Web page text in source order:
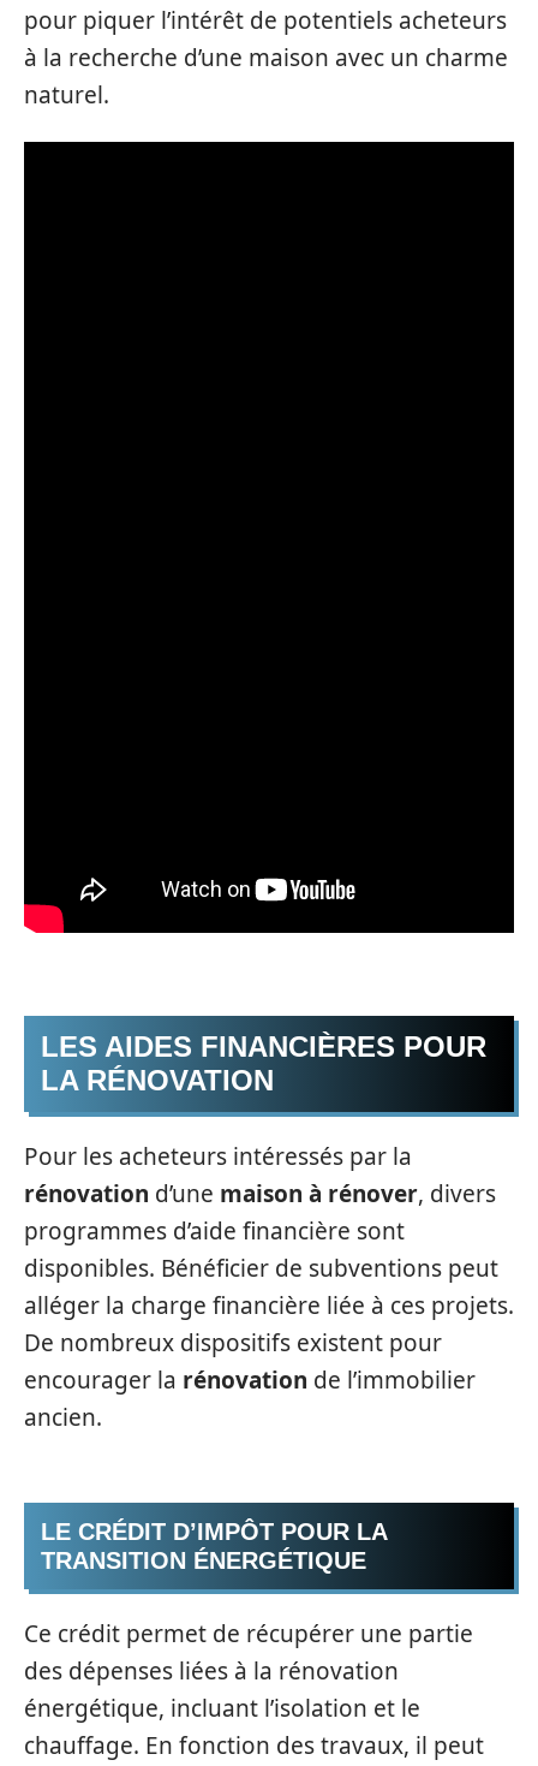
pour piquer l’intérêt de potentiels acheteurs
à la recherche d’une maison avec un charme
naturel.
LES AIDES FINANCIÈRES POUR
LA RÉNOVATION
Pour les acheteurs intéressés par la
rénovation d’une maison à rénover, divers
programmes d’aide financière sont
disponibles. Bénéficier de subventions peut
alléger la charge financière liée à ces projets.
De nombreux dispositifs existent pour
encourager la rénovation de l’immobilier
ancien.
LE CRÉDIT D’IMPÔT POUR LA
TRANSITION ÉNERGÉTIQUE
Ce crédit permet de récupérer une partie
des dépenses liées à la rénovation
énergétique, incluant l’isolation et le
chauffage. En fonction des travaux, il peut